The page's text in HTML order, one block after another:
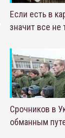
Если есть в
значит все не
Срочников в
обманным